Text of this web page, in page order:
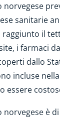
norvegese
sanitarie
raggiunto il
i farmaci
dallo
incluse
essere
norvegese è